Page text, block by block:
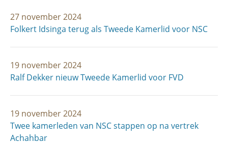
27 november 2024
Folkert Idsinga terug als Tweede Kamerlid voor NSC
19 november 2024
Ralf Dekker nieuw Tweede Kamerlid voor FVD
19 november 2024
Twee kamerleden van NSC stappen op na vertrek
Achahbar